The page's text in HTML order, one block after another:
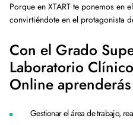
Porque en XTART te ponemos en
convirtiéndote en el protagonista
Con el Grado
Laboratorio
Online
Gestionar el área de trabajo,